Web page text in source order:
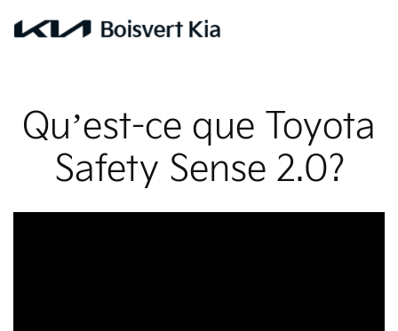
Qu’est-ce que Toyota
Safety Sense 2.0?